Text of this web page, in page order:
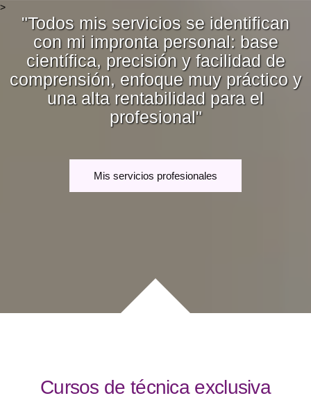
>
"Todos mis servicios se identifican
con mi impronta personal: base
científica, precisión y facilidad de
comprensión, enfoque muy práctico y
una alta rentabilidad para el
profesional"
Mis servicios profesionales
Cursos de técnica exclusiva